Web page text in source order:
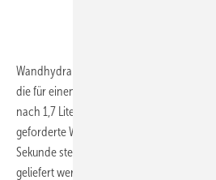
Wandhydranten haben ordentlichen
die für einen Betrieb durch die Feuerwehr
nach 1,7 Liter Wasser pro Sekunde. Die
geforderte Wassermenge aber sogar noch
Sekunde steigern. Dieser Volumenstrom,
geliefert werden muss, wird über einen